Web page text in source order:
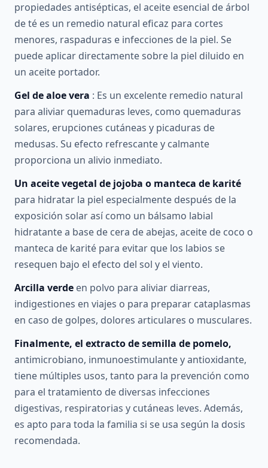
propiedades antisépticas, el aceite esencial de árbol
de té es un remedio natural eficaz para cortes
menores, raspaduras e infecciones de la piel. Se
puede aplicar directamente sobre la piel diluido en
un aceite portador.
Gel de aloe vera : Es un excelente remedio natural
para aliviar quemaduras leves, como quemaduras
solares, erupciones cutáneas y picaduras de
medusas. Su efecto refrescante y calmante
proporciona un alivio inmediato.
Un aceite vegetal de jojoba o manteca de karité
para hidratar la piel especialmente después de la
exposición solar así como un bálsamo labial
hidratante a base de cera de abejas, aceite de coco o
manteca de karité para evitar que los labios se
resequen bajo el efecto del sol y el viento.
Arcilla verde en polvo para aliviar diarreas,
indigestiones en viajes o para preparar cataplasmas
en caso de golpes, dolores articulares o musculares.
Finalmente, el extracto de semilla de pomelo,
antimicrobiano, inmunoestimulante y antioxidante,
tiene múltiples usos, tanto para la prevención como
para el tratamiento de diversas infecciones
digestivas, respiratorias y cutáneas leves. Además,
es apto para toda la familia si se usa según la dosis
recomendada.